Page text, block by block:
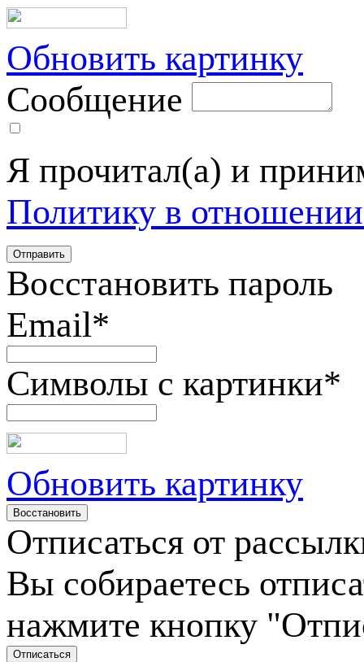
Обновить картинку
Сообщение
Я прочитал(а) и
Политику в
Восстановить пароль
Email*
Символы с картинки*
Обновить картинку
Отписаться от
Вы собираетесь
нажмите кнопку